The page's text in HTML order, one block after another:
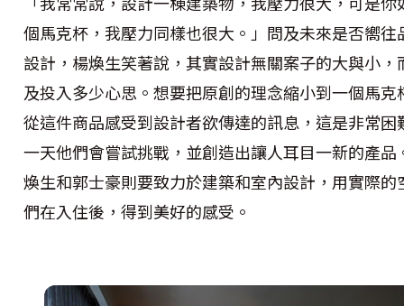
個馬克杯，我壓力同樣也很大。」問及未來是否嚮往
設計，楊煥生笑著說，其實設計無關案子的大與小，
及投入多少心思。想要把原創的理念縮小到一個馬克
從這件商品感受到設計者欲傳達的訊息，這是非常困
一天他們會嘗試挑戰，並創造出讓人耳目一新的產品
煥生和郭士豪則要致力於建築和室內設計，用實際的
們在入住後，得到美好的感受。